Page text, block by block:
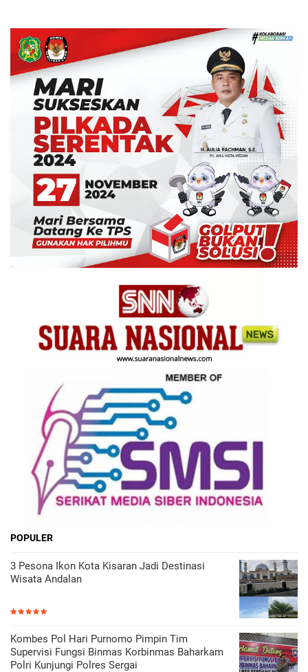
POPULER
3 Pesona Ikon Kota Kisaran Jadi Destinasi
Wisata Andalan
Kombes Pol Hari Purnomo Pimpin Tim
Supervisi Fungsi Binmas Korbinmas Baharkam
Polri Kunjungi Polres Sergai